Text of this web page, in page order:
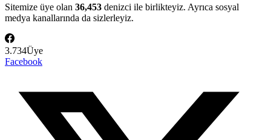
Sitemize üye olan 36,453 denizci ile birlikteyiz. Ayrıca sosyal
medya kanallarında da sizlerleyiz.
3.734Üye
Facebook